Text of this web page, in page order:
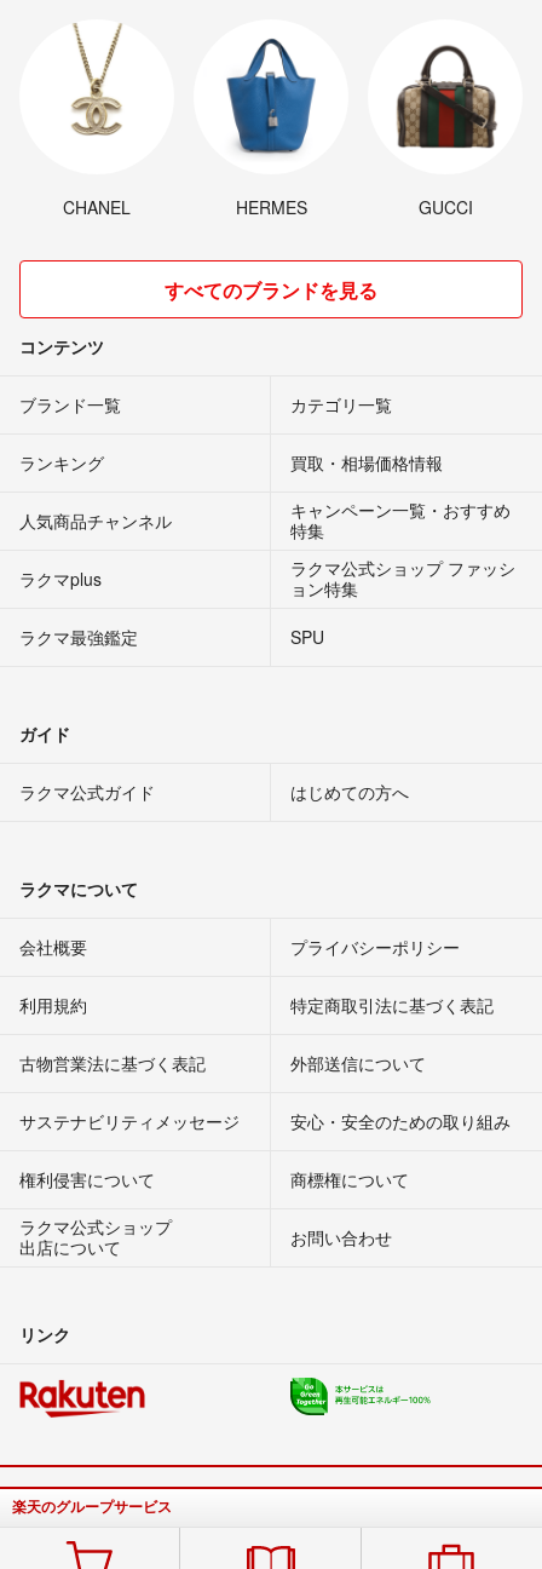
CHANEL HERMES GUCCI
すべてのブランドを見る
コンテンツ
ブランド一覧 カテゴリ一覧
ランキング 買取・相場価格情報
人気商品チャンネル
キャンペーン一覧・おすすめ
特集
ラクマplus
ラクマ公式ショップ ファッシ
ョン特集
ラクマ最強鑑定
SPU
ガイド
ラクマ公式ガイド はじめての方へ
ラクマについて
会社概要 プライバシーポリシー
利用規約 特定商取引法に基づく表記
古物営業法に基づく表記 外部送信について
サステナビリティメッセージ 安心・安全のための取り組み
権利侵害について
商標権について
ラクマ公式ショップ
出店について
お問い合わせ
リンク
楽天のグループサービス